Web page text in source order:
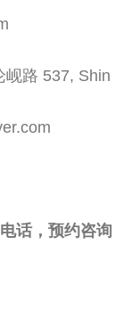
路 537,
话，预约咨询